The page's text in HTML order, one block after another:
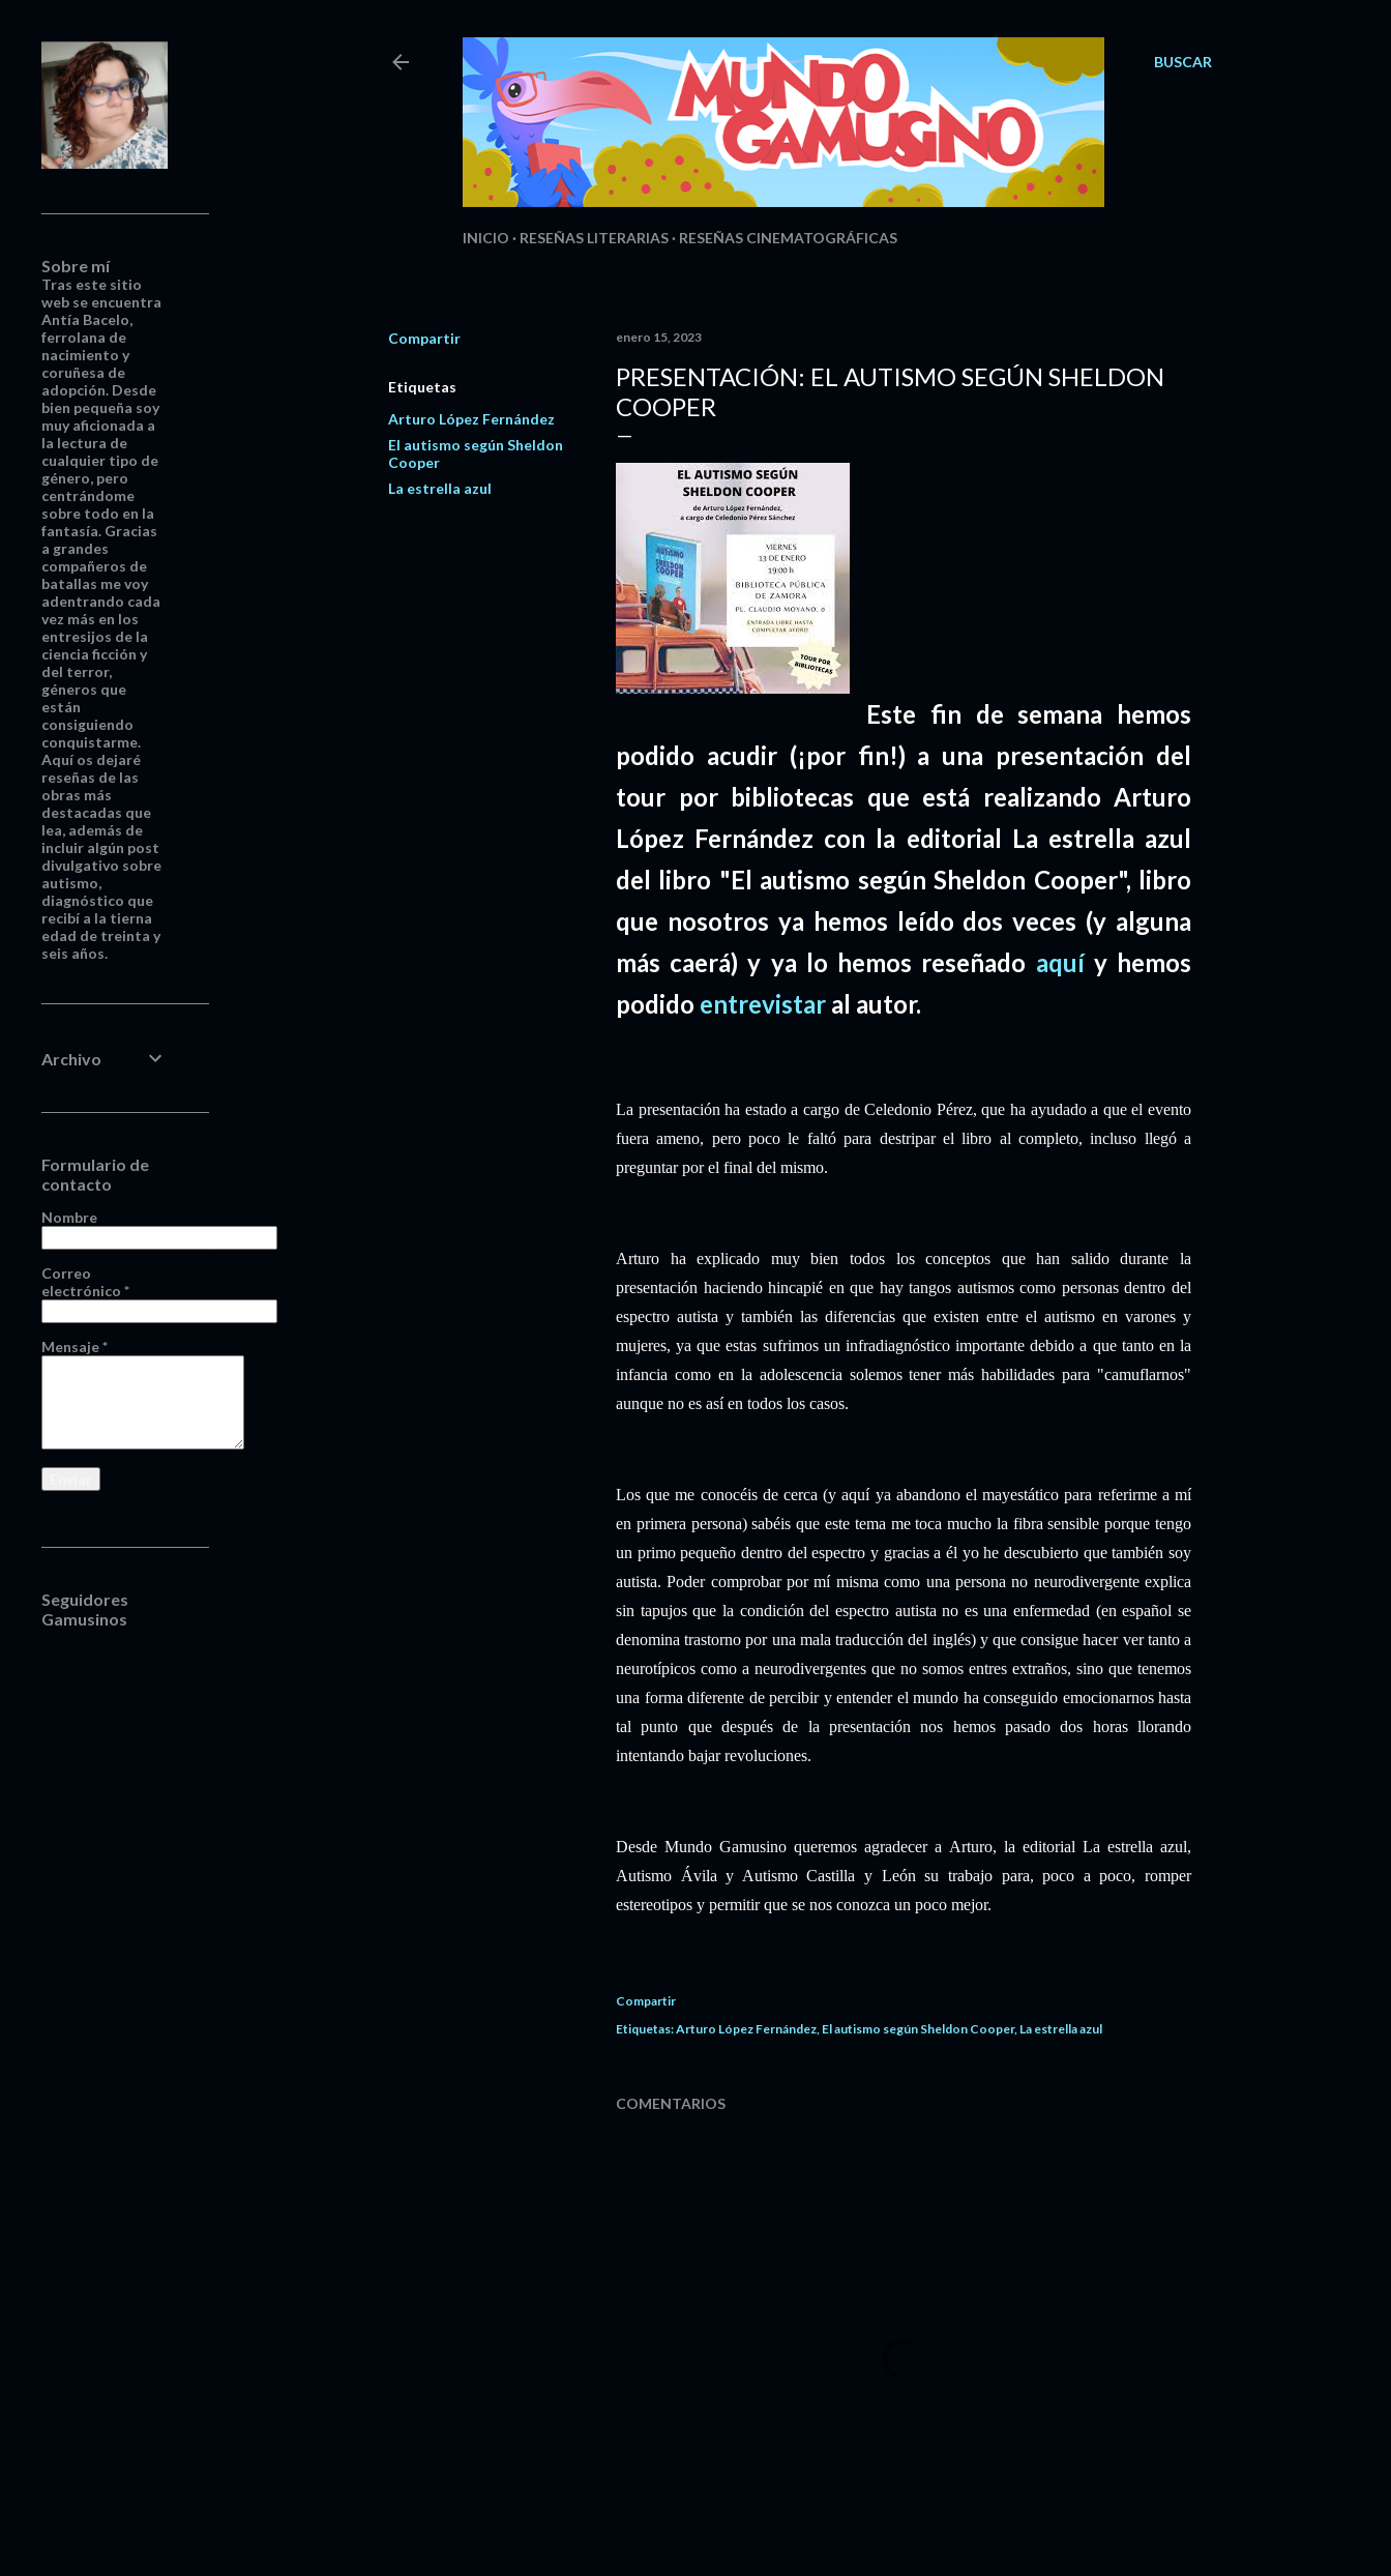
BUSCAR
INICIO RESEÑAS LITERARIAS RESEÑAS CINEMATOGRÁFICAS
Compartir
Etiquetas
Arturo López Fernández
El autismo según Sheldon
Cooper
La estrella azul
enero 15, 2023
PRESENTACIÓN: EL AUTISMO SEGÚN SHELDON
COOPER
Este fin de semana hemos
podido acudir (¡por fin!) a una presentación del
tour por bibliotecas que está realizando Arturo
López Fernández con la editorial La estrella azul
del libro "El autismo según Sheldon Cooper", libro
que nosotros ya hemos leído dos veces (y alguna
más caerá) y ya lo hemos reseñado aquíy hemos
podido entrevistar al autor.
La presentación ha estado a cargo de Celedonio Pérez, que ha ayudado a que el evento
fuera ameno, pero poco le faltó para destripar el libro al completo, incluso llegó a
preguntar por el final del mismo.
Arturo ha explicado muy bien todos los conceptos que han salido durante la
presentación haciendo hincapié en que hay tangos autismos como personas dentro del
espectro autista y también las diferencias que existen entre el autismo en varones y
mujeres, ya que estas sufrimos un infradiagnóstico importante debido a que tanto en la
infancia como en la adolescencia solemos tener más habilidades para "camuflarnos"
aunque no es así en todos los casos.
Los que me conocéis de cerca (y aquí ya abandono el mayestático para referirme a mí
en primera persona) sabéis que este tema me toca mucho la fibra sensible porque tengo
un primo pequeño dentro del espectro y gracias a él yo he descubierto que también soy
autista. Poder comprobar por mí misma como una persona no neurodivergente explica
sin tapujos que la condición del espectro autista no es una enfermedad (en español se
denomina trastorno por una mala traducción del inglés) y que consigue hacer ver tanto a
neurotípicos como a neurodivergentes que no somos entres extraños, sino que tenemos
una forma diferente de percibir y entender el mundo ha conseguido emocionarnos hasta
tal punto que después de la presentación nos hemos pasado dos horas llorando
intentando bajar revoluciones.
Desde Mundo Gamusino queremos agradecer a Arturo, la editorial La estrella azul,
Autismo Ávila y Autismo Castilla y León su trabajo para, poco a poco, romper
estereotipos y permitir que se nos conozca un poco mejor.
Compartir
Etiquetas:Arturo López Fernández El autismo según Sheldon Cooper La estrella azul
COMENTARIOS
Sobre mí
Tras este sitio
web se encuentra
Antía Bacelo,
ferrolana de
nacimiento y
coruñesa de
adopción. Desde
bien pequeña soy
muy aficionada a
la lectura de
cualquier tipo de
género, pero
centrándome
sobre todo en la
fantasía. Gracias
a grandes
compañeros de
batallas me voy
adentrando cada
vez más en los
entresijos de la
ciencia ficción y
del terror,
géneros que
están
consiguiendo
conquistarme.
Aquí os dejaré
reseñas de las
obras más
destacadas que
lea, además de
incluir algún post
divulgativo sobre
autismo,
diagnóstico que
recibí a la tierna
edad de treinta y
seis años.
Archivo
Formulario de
contacto
Nombre
Correo
electrónico *
Mensaje*
Seguidores
Gamusinos